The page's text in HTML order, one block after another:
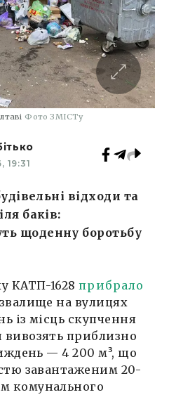
Фото ЗМІСТу
19:31
відходи та
баків:
щоденну боротьбу
КАТП-1628прибрало
на вулицях
із місць скупчення
вивозять приблизно
— 4 200 м³, що
завантаженим 20-
комунального